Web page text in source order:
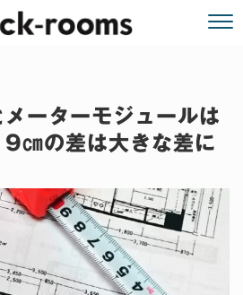
ーターモジュールは
9㎝の差は大きな差に